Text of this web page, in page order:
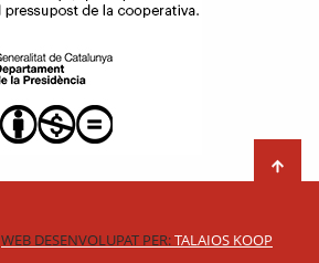
WEB DESENVOLUPAT PER:TALAIOS KOOP